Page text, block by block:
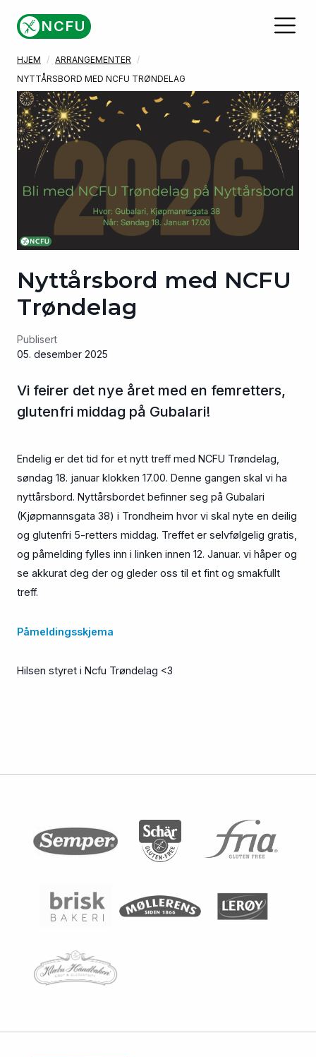
NCFU
HJEM
ARRANGEMENTER
NYTTÅRSBORD MED NCFU TRØNDELAG
Nyttårsbord med NCFU
Trøndelag
Publisert
05. desember 2025
Vi feirer det nye året med en femretters,
glutenfri middag på Gubalari!
Endelig er det tid for et nytt treff med NCFU Trøndelag,
søndag 18. januar klokken 17.00. Denne gangen skal vi ha
nyttårsbord. Nyttårsbordet befinner seg på Gubalari
(Kjøpmannsgata 38) i Trondheim hvor vi skal nyte en deilig
og glutenfri 5-retters middag. Treffet er selvfølgelig gratis,
og påmelding fylles inn i linken innen 12. Januar. vi håper og
se akkurat deg der og gleder oss til et fint og smakfullt
treff.
Påmeldingsskjema
Hilsen styret i Ncfu Trøndelag <3